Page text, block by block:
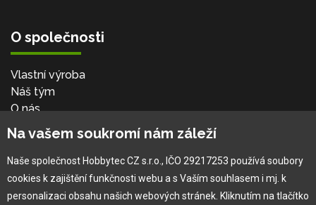
O společnosti
Vlastní výroba
Náš tým
O nás
Pro zákazníka
Obchodní podmínky
Na vašem soukromí nám záleží
Naše společnost Hobbytec CZ s.r.o., IČO 29217253 používá soubory
cookies k zajištění funkčnosti webu a s Vaším souhlasem i mj. k
personalizaci obsahu našich webových stránek. Kliknutím na tlačítko